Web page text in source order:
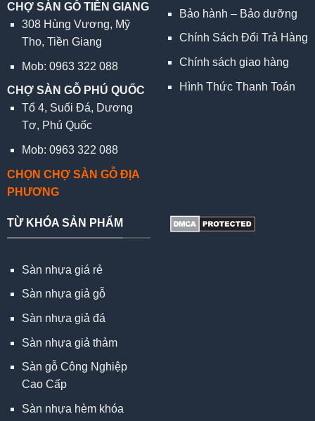
CHỢ SÀN GỖ TIỀN GIANG
308 Hùng Vương, Mỹ
Tho, Tiền Giang
Mob: 0963 322 088
CHỢ SÀN GỖ PHÚ QUỐC
Tổ 4, Suối Đá, Dương
Tơ, Phú Quốc
Mob: 0963 322 088
CHỌN CHỢ SÀN GỖ ĐỊA
PHƯƠNG
Bảo hành – Bảo dưỡng
Chính Sách Đổi Trả Hàng
Chính sách giao hàng
Hình Thức Thanh Toán
TỪ KHÓA SẢN PHẨM
Sàn nhựa giá rẻ
Sàn nhựa giả gỗ
Sàn nhựa giả đá
Sàn nhựa giả thảm
Sàn gỗ Công Nghiệp
Cao Cấp
Sàn nhựa hèm khóa